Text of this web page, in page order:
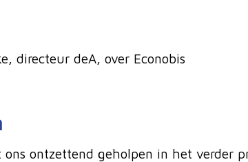
directeur deA, over Econobis
ons ontzettend geholpen in het verder